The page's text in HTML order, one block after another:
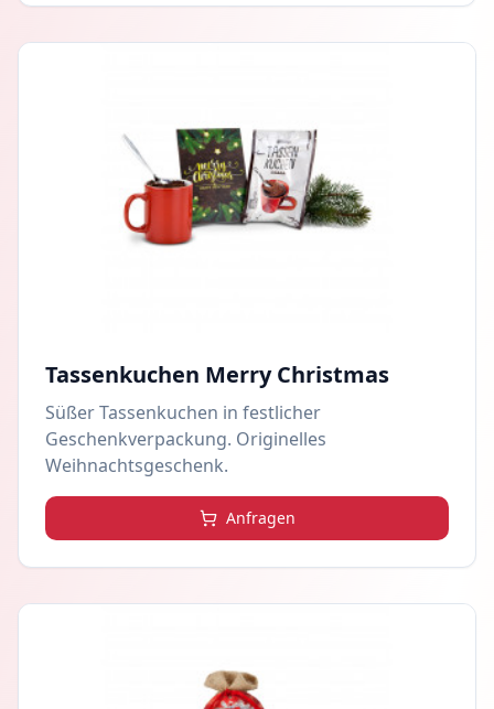
Tassenkuchen Merry Christmas
Süßer Tassenkuchen in festlicher
Geschenkverpackung. Originelles
Weihnachtsgeschenk.
Anfragen